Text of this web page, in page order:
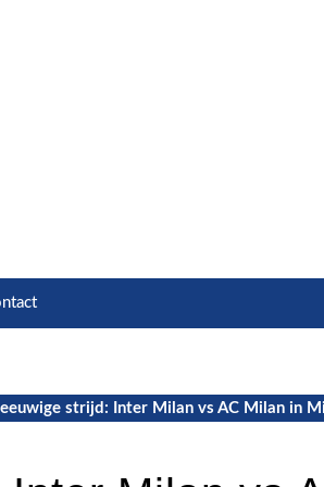
eeuwige strijd: Inter Milan vs AC Milan in